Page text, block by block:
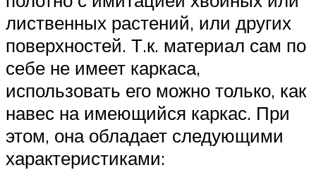
лиственных растений, или других
поверхностей. Т.к. материал сам по
себе не имеет каркаса,
использовать его можно только, как
навес на имеющийся каркас. При
этом, она обладает следующими
характеристиками: